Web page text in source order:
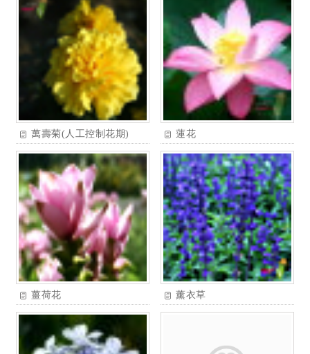
萬壽菊(人工控制花期) 蓮花
薑荷花 薰衣草